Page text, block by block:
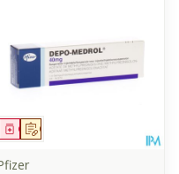
Op voorschrift
Geneesmiddel